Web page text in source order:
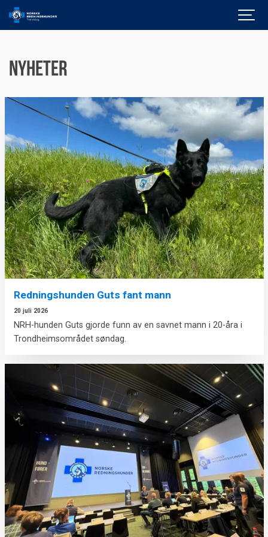
Nyheter
Redningshunden Guts fant mann
20 juli 2026
NRH-hunden Guts gjorde funn av en savnet mann i 20-åra i
Trondheimsområdet søndag.